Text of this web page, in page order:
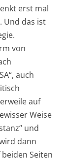
erst mal
Und das ist
von
auch
auf
Weise
und
dann
Seiten